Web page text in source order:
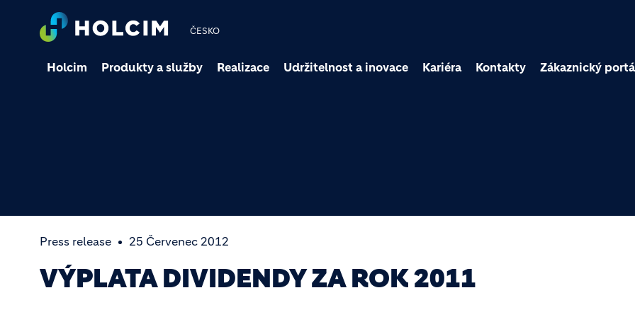
ČESKO
Holcim Produkty a služby Realizace Udržitelnost a inovace Kariéra Kontakty Zákaznický
Press release 25 Červenec 2012
VÝPLATA DIVIDENDY ZA ROK 2011